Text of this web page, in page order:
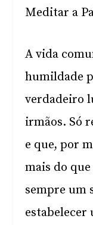
Meditar a
A vida
humildade
verdadeiro
irmãos. Só
e que, por
mais do
sempre um
estabelecer